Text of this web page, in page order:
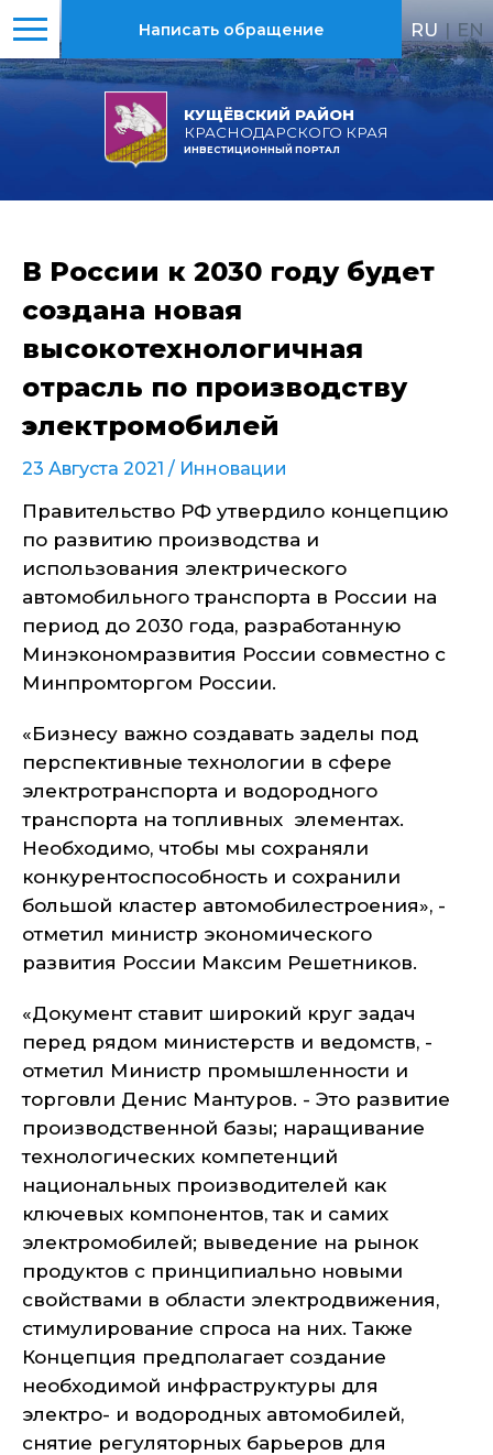
КУЩЁВСКИЙ РАЙОН
КРАСНОДАРСКОГО КРАЯ
ИНВЕСТИЦИОННЫЙ ПОРТАЛ
Написать обращение RU | EN
В России к 2030 году будет
создана новая
высокотехнологичная
отрасль по производству
электромобилей
23 Августа 2021 / Инновации
Правительство РФ утвердило концепцию
по развитию производства и
использования электрического
автомобильного транспорта в России на
период до 2030 года, разработанную
Минэкономразвития России совместно с
Минпромторгом России.
«Бизнесу важно создавать заделы под
перспективные технологии в сфере
электротранспорта и водородного
транспорта на топливных элементах.
Необходимо, чтобы мы сохраняли
конкурентоспособность и сохранили
большой кластер автомобилестроения», -
отметил министр экономического
развития России Максим Решетников.
«Документ ставит широкий круг задач
перед рядом министерств и ведомств, -
отметил Министр промышленности и
торговли Денис Мантуров. - Это развитие
производственной базы; наращивание
технологических компетенций
национальных производителей как
ключевых компонентов, так и самих
электромобилей; выведение на рынок
продуктов с принципиально новыми
свойствами в области электродвижения,
стимулирование спроса на них. Также
Концепция предполагает создание
необходимой инфраструктуры для
электро- и водородных автомобилей,
снятие регуляторных барьеров для